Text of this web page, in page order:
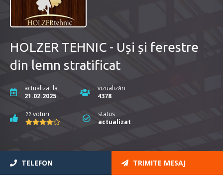
HOLZER TEHNIC - Uși și ferestre
din lemn stratificat
actualizat la
21.02.2025
vizualizări
4378
22 voturi
status
actualizat
TELEFON TRIMITE MESAJ